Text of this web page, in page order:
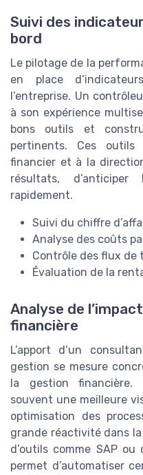
Suivi des
bord
Le pilotage de la
en place
l’entreprise. Un
à son expérience
bons outils et
pertinents. Ces outils
financier et à la
résultats,
rapidement.
Suivi du chiffre
Analyse des coûts
Contrôle des flux de
Évaluation de la
Analyse de
financière
L’apport d’un
gestion se mesure
la gestion financière.
souvent une meilleure
optimisation des
grande réactivité dans
d’outils comme SAP
permet d’automatiser